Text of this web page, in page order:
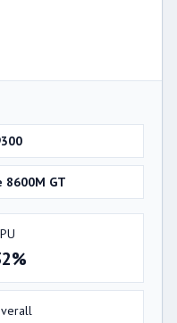
8600M GT